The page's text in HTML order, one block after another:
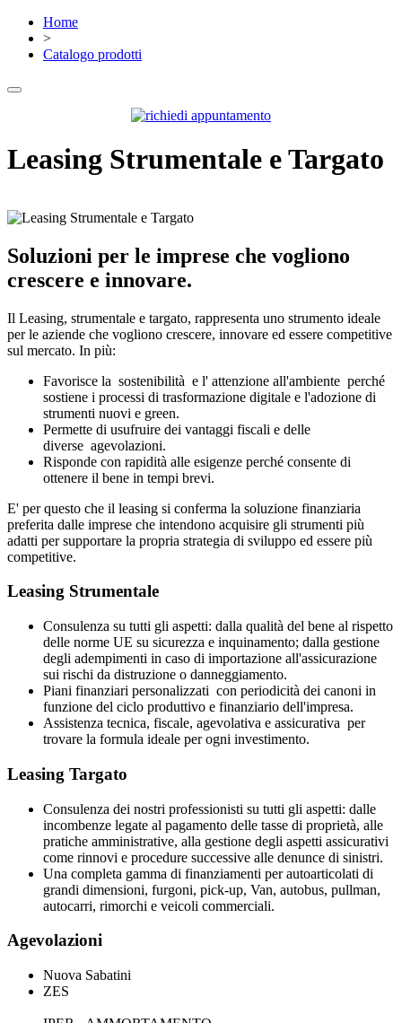
Home
>
Catalogo prodotti
Leasing Strumentale e Targato
Soluzioni per le imprese che vogliono
crescere e innovare.
Il Leasing, strumentale e targato, rappresenta uno strumento ideale
per le aziende che vogliono crescere, innovare ed essere competitive
sul mercato. In più:
Favorisce la sostenibilità e l' attenzione all'ambiente perché
sostiene i processi di trasformazione digitale e l'adozione di
strumenti nuovi e green.
Permette di usufruire dei vantaggi fiscali e delle
diverse agevolazioni.
Risponde con rapidità alle esigenze perché consente di
ottenere il bene in tempi brevi.
E' per questo che il leasing si conferma la soluzione finanziaria
preferita dalle imprese che intendono acquisire gli strumenti più
adatti per supportare la propria strategia di sviluppo ed essere più
competitive.
Leasing Strumentale
Consulenza su tutti gli aspetti: dalla qualità del bene al rispetto
delle norme UE su sicurezza e inquinamento; dalla gestione
degli adempimenti in caso di importazione all'assicurazione
sui rischi da distruzione o danneggiamento.
Piani finanziari personalizzati con periodicità dei canoni in
funzione del ciclo produttivo e finanziario dell'impresa.
Assistenza tecnica, fiscale, agevolativa e assicurativa per
trovare la formula ideale per ogni investimento.
Leasing Targato
Consulenza dei nostri professionisti su tutti gli aspetti: dalle
incombenze legate al pagamento delle tasse di proprietà, alle
pratiche amministrative, alla gestione degli aspetti assicurativi
come rinnovi e procedure successive alle denunce di sinistri.
Una completa gamma di finanziamenti per autoarticolati di
grandi dimensioni, furgoni, pick-up, Van, autobus, pullman,
autocarri, rimorchi e veicoli commerciali.
Agevolazioni
Nuova Sabatini
ZES